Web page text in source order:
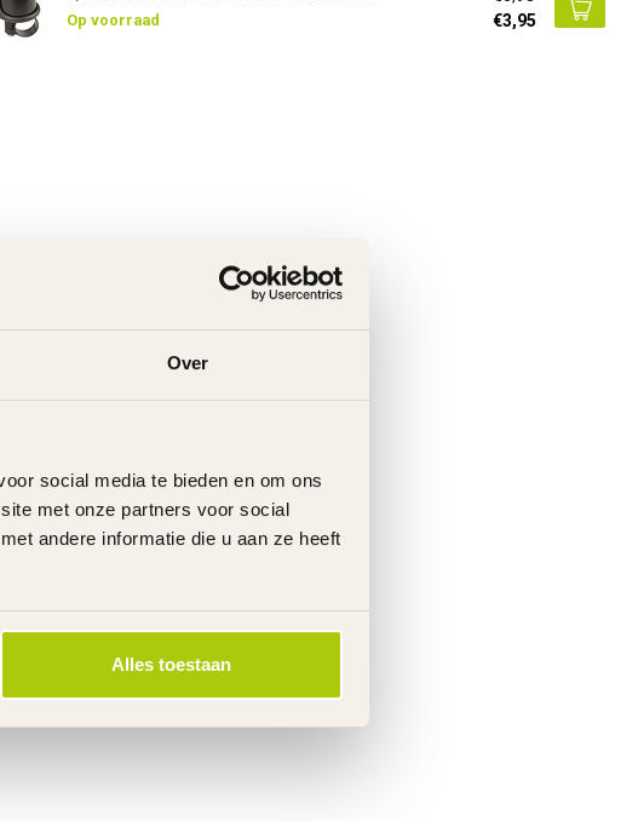
Over
social media te bieden en om ons
met onze partners voor social
andere informatie die u aan ze heeft
Alles toestaan
Op voorraad
€3,95